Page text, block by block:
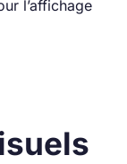
l’affichage